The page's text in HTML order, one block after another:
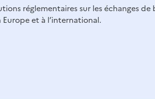
réglementaires sur les échanges de
Europe et à l’international.